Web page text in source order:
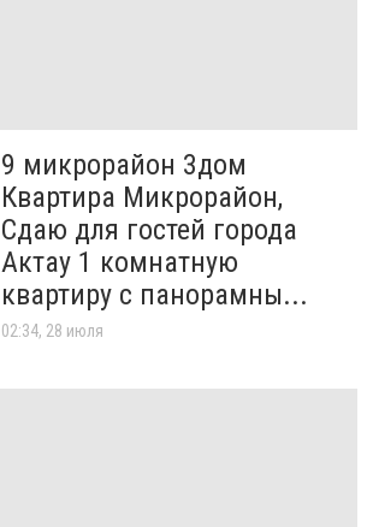
9 микрорайон 3дом
Квартира Микрорайон,
Сдаю для гостей города
Актау 1 комнатную
квартиру с панорамны...
02:34, 28 июля